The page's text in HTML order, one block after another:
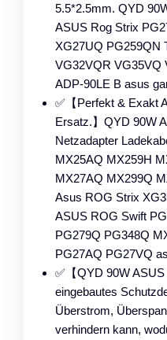
5.5*2.5mm. QYD
ASUS Rog Strix
XG27UQ PG259QN
VG32VQR VG35VQ
ADP-90LE B asus
✅【Perfekt & Exakt
Ersatz.】QYD 90W
Netzadapter
MX25AQ MX259H
MX27AQ MX299Q
Asus ROG Strix
ASUS ROG Swift
PG279Q PG348Q
PG27AQ PG27VQ
✅【QYD 90W
eingebautes
Überstrom,
verhindern kann,